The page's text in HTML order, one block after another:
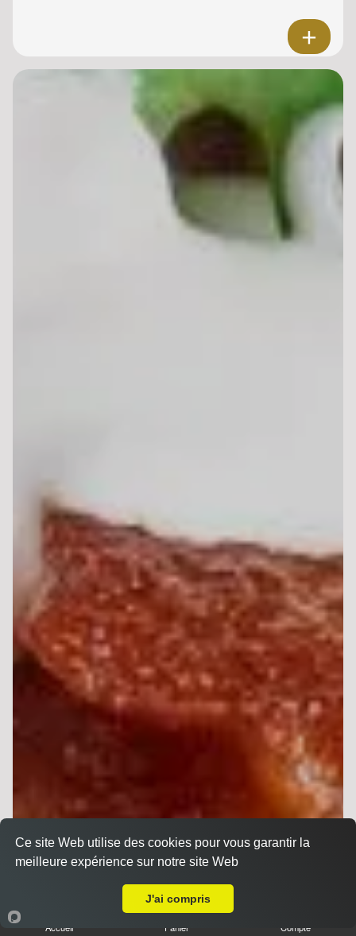
Sandwichs
Accueil Panier Compte
Ce site Web utilise des cookies pour vous garantir la
meilleure expérience sur notre site Web
J'ai compris